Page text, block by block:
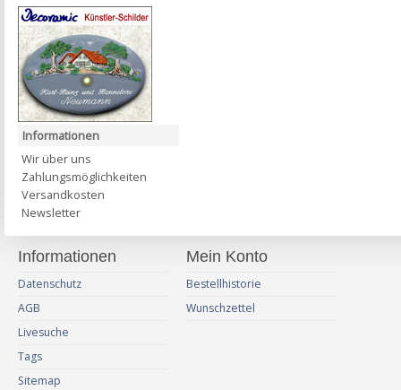
Informationen
Wir über uns
Zahlungsmöglichkeiten
Versandkosten
Newsletter
Informationen
Datenschutz
AGB
Livesuche
Tags
Sitemap
Mein Konto
Bestellhistorie
Wunschzettel